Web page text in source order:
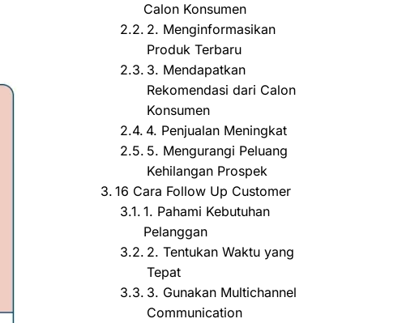
Calon Konsumen
2. Menginformasikan
Produk Terbaru
3. Mendapatkan
Rekomendasi dari Calon
Konsumen
4. Penjualan Meningkat
5. Mengurangi Peluang
Kehilangan Prospek
16 Cara Follow Up Customer
1. Pahami Kebutuhan
Pelanggan
2. Tentukan Waktu yang
Tepat
3. Gunakan Multichannel
Communication